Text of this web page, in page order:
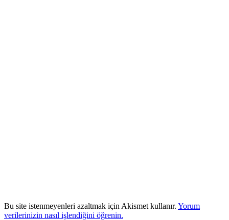
Bu site istenmeyenleri azaltmak için Akismet kullanır. Yorum
verilerinizin nasıl işlendiğini öğrenin.